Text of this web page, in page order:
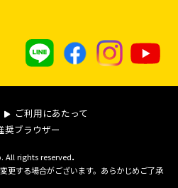
ご利用にあたって
奨ブラウザー
All rights reserved.
更する場合がございます。あらかじめご了承